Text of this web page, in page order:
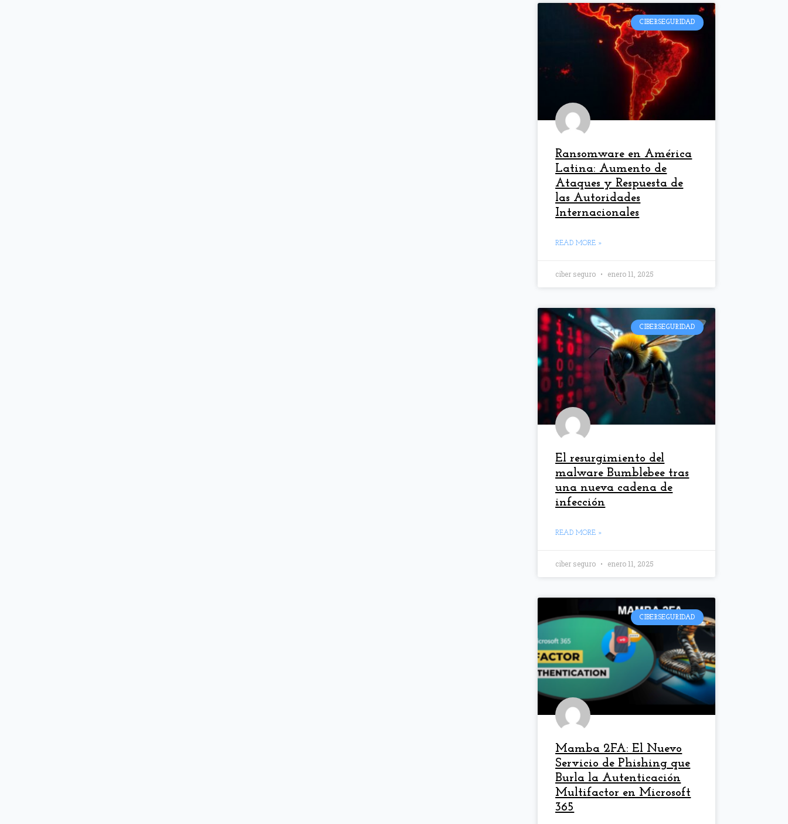
CIBERSEGURIDAD
Ransomware en América
Latina: Aumento de
Ataques y Respuesta de
las Autoridades
Internacionales
READ MORE »
ciber seguro enero 11, 2025
CIBERSEGURIDAD
El resurgimiento del
malware Bumblebee tras
una nueva cadena de
infección
READ MORE »
ciber seguro enero 11, 2025
CIBERSEGURIDAD
Mamba 2FA: El Nuevo
Servicio de Phishing que
Burla la Autenticación
Multifactor en Microsoft
365